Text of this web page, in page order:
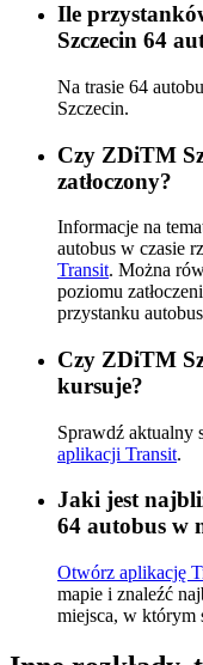
Ile
Szczecin 64
Na trasie 64
Szczecin.
Czy ZDiTM
zatłoczony?
Informacje na
autobus w czasie
Transit. Można
poziomu
przystanku
Czy ZDiTM
kursuje?
Sprawdź aktualny
aplikacji Transit.
Jaki jest
64 autobus w
Otwórz aplikację
mapie i znaleźć
miejsca, w którym